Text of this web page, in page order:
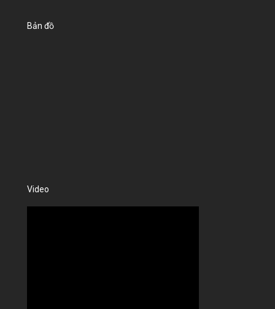
Bản đồ
Video